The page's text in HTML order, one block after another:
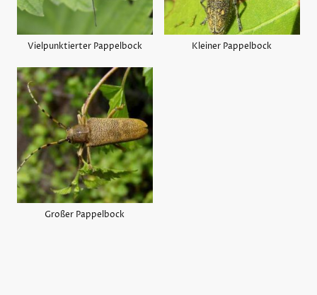
Vielpunktierter Pappelbock Kleiner Pappelbock
Großer Pappelbock